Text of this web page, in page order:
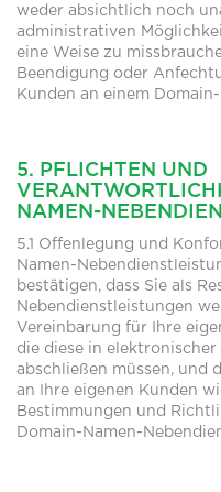
weder absichtlich noch
administrativen
eine Weise zu
Beendigung oder
Kunden an einem
5. PFLICHTEN UND
NAMEN-
5.1 Offenlegung und
Namen-
bestätigen, dass Sie als
Nebendienstleistungen
Vereinbarung für Ihre
die diese in
abschließen müssen, und
an Ihre eigenen Kunden
Bestimmungen und
Domain-Namen-